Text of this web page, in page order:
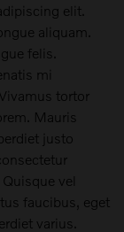
elit.
aliquam.
felis.
mi
tortor
Mauris
justo
vel
faucibus, eget
varius.